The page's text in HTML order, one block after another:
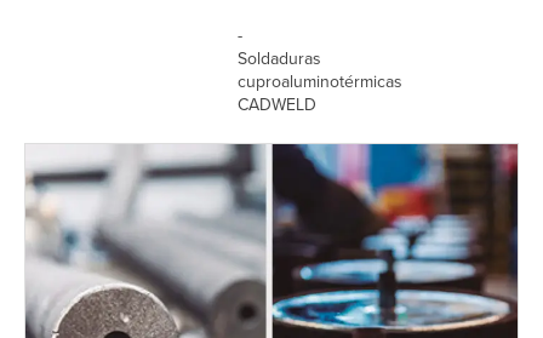
-
Soldaduras
cuproaluminotérmicas
CADWELD